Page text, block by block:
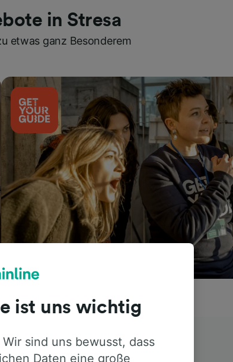
in Stresa
etwas ganz Besonderem
Trainline-Nutzern
ist uns wichtig
sind uns bewusst, dass
Daten eine große